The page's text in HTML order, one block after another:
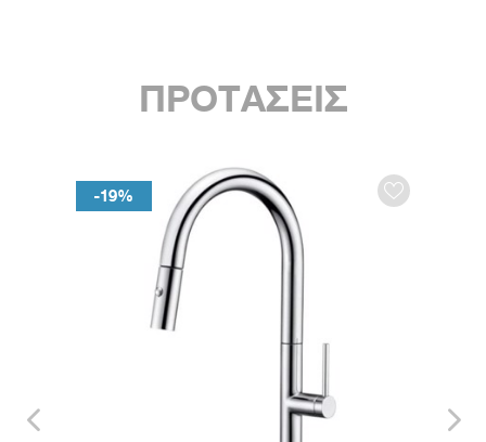
ΠΡΟΤΑΣΕΙΣ
-19%